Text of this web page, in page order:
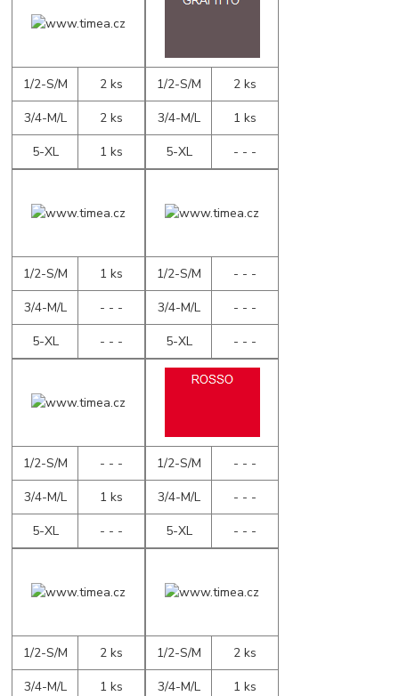
1/2-S/M
2 ks
3/4-M/L
2 ks
5-XL
1 ks
1/2-S/M
2 ks
3/4-M/L
1 ks
5-XL
- - -
1/2-S/M
1 ks
3/4-M/L
- - -
5-XL
- - -
1/2-S/M
- - -
3/4-M/L
- - -
5-XL
- - -
1/2-S/M
- - -
3/4-M/L
1 ks
5-XL
- - -
1/2-S/M
- - -
3/4-M/L
- - -
5-XL
- - -
1/2-S/M
2 ks
3/4-M/L
1 ks
1/2-S/M
2 ks
3/4-M/L
1 ks